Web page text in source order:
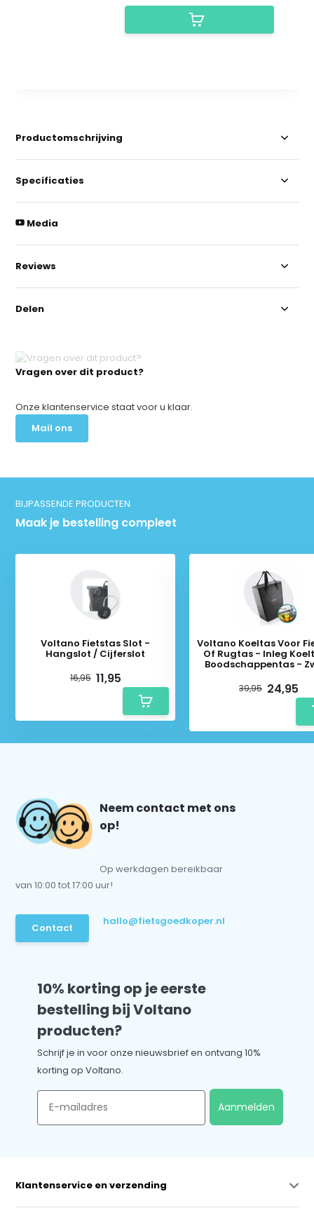
Vragen over dit product?
Onze klantenservice staat voor u klaar.
Mail ons
Productomschrijving
Specificaties
Media
Reviews
Delen
BIJPASSENDE PRODUCTEN
Maak je bestelling compleet
Voltano Fietstas Slot -
Hangslot / Cijferslot
16,95 11,95
Voltano Koeltas Voor
Of Rugtas - Inleg
Boodschappentas -
39,95 24,95
Neem contact met ons
op!
Op werkdagen bereikbaar
van 10:00 tot 17:00 uur!
Contact
hallo@fietsgoedkoper.nl
10% korting op je eerste
bestelling bij Voltano
producten?
Schrijf je in voor onze nieuwsbrief en ontvang 10%
korting op Voltano.
Email
Aanmelden
Klantenservice en verzending